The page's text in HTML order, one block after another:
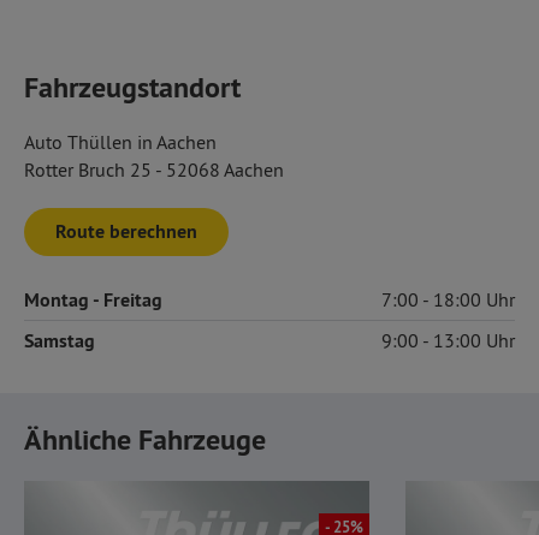
Fahrzeugstandort
Auto Thüllen in Aachen
Rotter Bruch 25 - 52068 Aachen
Route berechnen
Montag - Freitag 7:00 18:00
Samstag 9:00 13:00
Ähnliche Fahrzeuge
- 25%